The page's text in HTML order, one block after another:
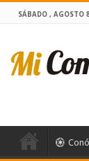
SÁBADO , AGOSTO